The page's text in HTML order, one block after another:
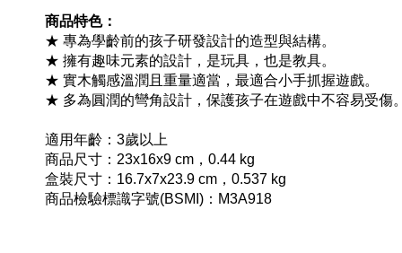
商品特色：
★ 專為學齡前的孩子研發設計的造型與結構。
★ 擁有趣味元素的設計，是玩具，也是教具。
★ 實木觸感溫潤且重量適當，最適合小手抓握遊戲。
★ 多為圓潤的彎角設計，保護孩子在遊戲中不容易受傷。
適用年齡：3歲以上
商品尺寸：23x16x9 cm，0.44 kg
盒裝尺寸：16.7x7x23.9 cm，0.537 kg
商品檢驗標識字號(BSMI)：M3A918